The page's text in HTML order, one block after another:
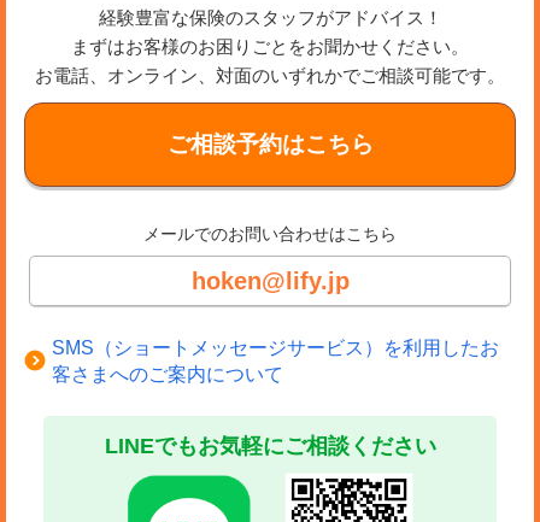
生命保険との組み合わせなどについて解説しています。
団信に加入する際には、すでに入っている生命保険との
兼ね合いも重要なポイントです。家計やライフプランな
どに合わせて、最適な団信を検討したいですね。
経験豊富な保険のスタッフがアドバイス！
まずはお客様のお困りごとをお聞かせください。
お電話、オンライン、対面のいずれかでご相談可能です。
ご相談予約はこちら
メールでのお問い合わせはこちら
hoken@lify.jp
SMS（ショートメッセージサービス）を利用したお
客さまへのご案内について
LINEでもお気軽にご相談ください